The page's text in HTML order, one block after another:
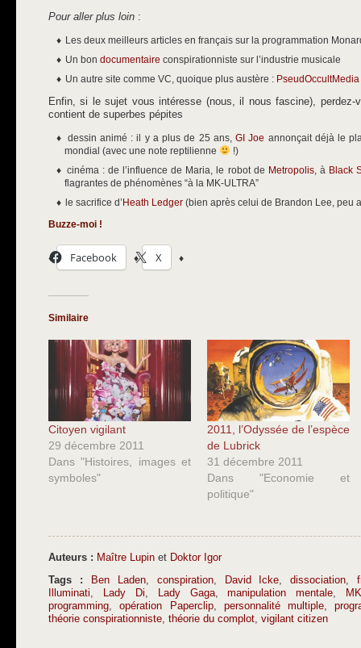
Pour aller plus loin :
Les deux meilleurs articles en français sur la programmation
Un bon documentaire conspirationniste sur l’industrie musicale
Un autre site comme VC, quoique plus austère : PseudOccultMedia
Enfin, si le sujet vous intéresse (nous, il nous fascine),
contient de superbes pépites
dessin animé : il y a plus de 25 ans,GI Joe annonçait déjà le
mondial (avec une note reptilienne
!)
cinéma : de l’influence de Maria, le robot de Metropolis, à Black
flagrantes de phénomènes “à la MK-ULTRA”
le sacrifice d’ Heath Ledger (bien après celui de Brandon Lee, peu
Buzze-moi !
Facebook X
Similaire
Citoyen vigilant
29 décembre 2011
Dans "Histoires, images et
symboles"
2011, l’Odyssée de l’espèce
de Lubrick
31 décembre 2011
Dans "Economie et
politique"
Auteurs : Maître Lupin et Doktor Igor
Tags : Ben Laden, conspiration, David Icke,dissociation,
Illuminati, Lady Di, Lady Gaga,manipulation mentale,
programming,opération Paperclip, personnalité multiple,
théorie conspirationniste, théorie du complot, vigilant citizen